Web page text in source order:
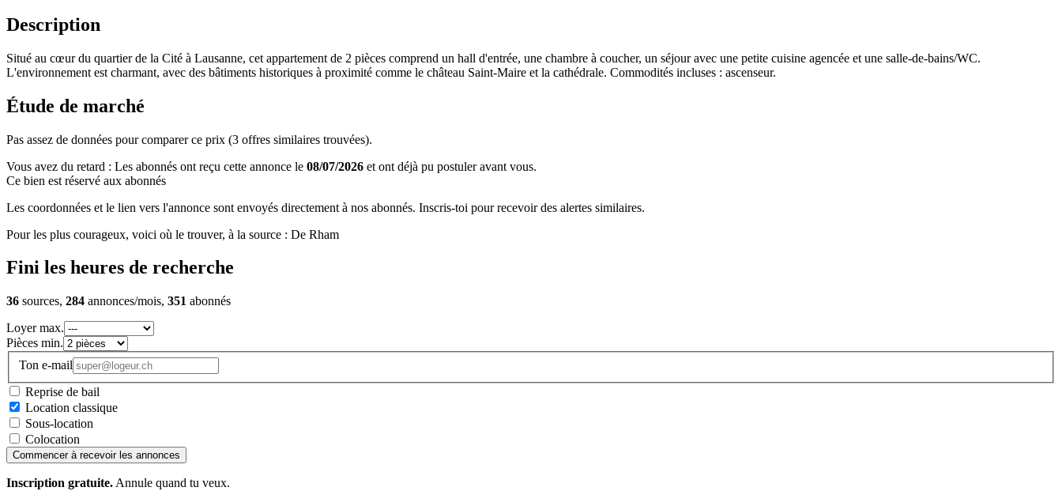
Description
Situé au cœur du quartier de la Cité à Lausanne, cet appartement de 2 pièces comprend un hall d'entrée, une chambre à coucher, un séjour avec une petite cuisine agencée et une salle-de-bains/WC.
L'environnement est charmant, avec des bâtiments historiques à proximité comme le château Saint-Maire et la cathédrale. Commodités incluses : ascenseur.
Étude de marché
Pas assez de données pour comparer ce prix (3 offres similaires trouvées).
Vous avez du retard : Les abonnés ont reçu cette annonce le 08/07/2026 et ont déjà pu postuler avant vous.
Ce bien est réservé aux abonnés
Les coordonnées et le lien vers l'annonce sont envoyés directement à nos abonnés. Inscris-toi pour recevoir des alertes similaires.
Pour les plus courageux, voici où le trouver, à la source : De Rham
Fini les heures de recherche
36 sources, 284 annonces/mois, 351 abonnés
Loyer max.
Pièces min.
Ton e-mail
Reprise de bail
Location classique
Sous-location
Colocation
Commencer à recevoir les annonces
Inscription gratuite. Annule quand tu veux.